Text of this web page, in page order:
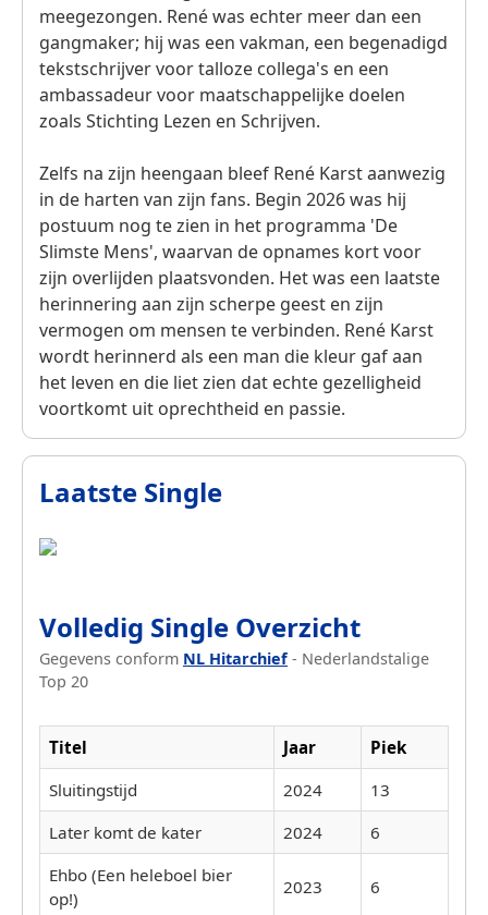
meegezongen. René was echter meer dan een
gangmaker; hij was een vakman, een begenadigd
tekstschrijver voor talloze collega's en een
ambassadeur voor maatschappelijke doelen
zoals Stichting Lezen en Schrijven.
Zelfs na zijn heengaan bleef René Karst aanwezig
in de harten van zijn fans. Begin 2026 was hij
postuum nog te zien in het programma 'De
Slimste Mens', waarvan de opnames kort voor
zijn overlijden plaatsvonden. Het was een laatste
herinnering aan zijn scherpe geest en zijn
vermogen om mensen te verbinden. René Karst
wordt herinnerd als een man die kleur gaf aan
het leven en die liet zien dat echte gezelligheid
voortkomt uit oprechtheid en passie.
Laatste Single
Volledig Single Overzicht
Gegevens conform NL Hitarchief - Nederlandstalige
Top 20
Titel Jaar
Piek
Sluitingstijd
2024
13
Later komt de kater
2024
6
Ehbo (Een heleboel bier
op!)
2023 6